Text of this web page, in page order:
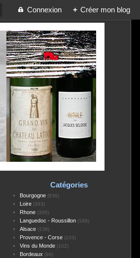
Connexion + Créer mon blog
Catégories
Bourgogne(836)
Loire(393)
Rhone(306)
Languedoc - Roussillon(188)
Alsace(139)
Provence - Corse(103)
Vins du Monde(102)
Bordeaux (96)